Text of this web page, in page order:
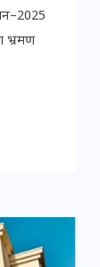
भ्रमण